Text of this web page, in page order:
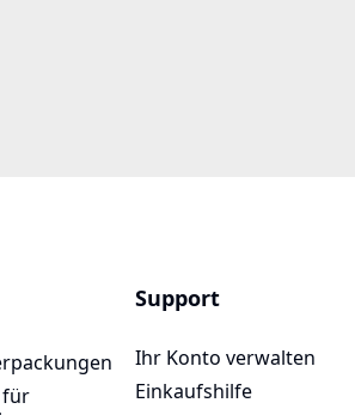
für
Support
Ihr Konto verwalten
Einkaufshilfe